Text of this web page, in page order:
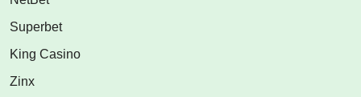
Superbet
King Casino
Zinx